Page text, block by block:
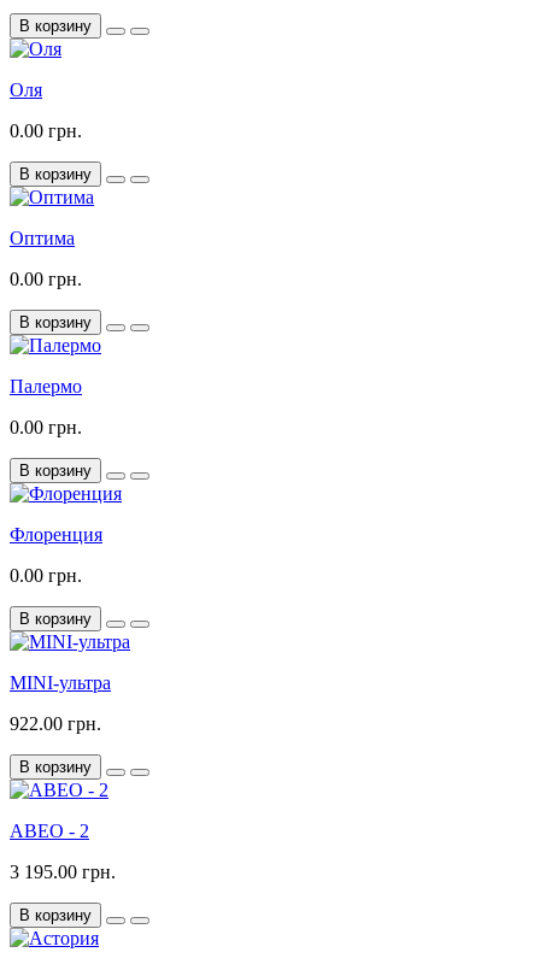
В корзину
Оля
0.00 грн.
В корзину
Оптима
0.00 грн.
В корзину
Палермо
0.00 грн.
В корзину
Флоренция
0.00 грн.
В корзину
MINI-ультра
922.00 грн.
В корзину
АВЕО - 2
3 195.00 грн.
В корзину